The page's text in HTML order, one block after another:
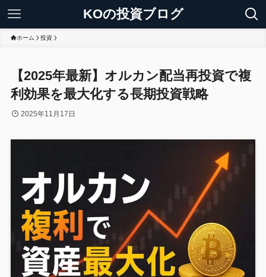
KOの投資ブログ
ホーム 投資
【2025年最新】オルカン配当再投資で複
利効果を最大化する長期投資戦略
2025年11月17日